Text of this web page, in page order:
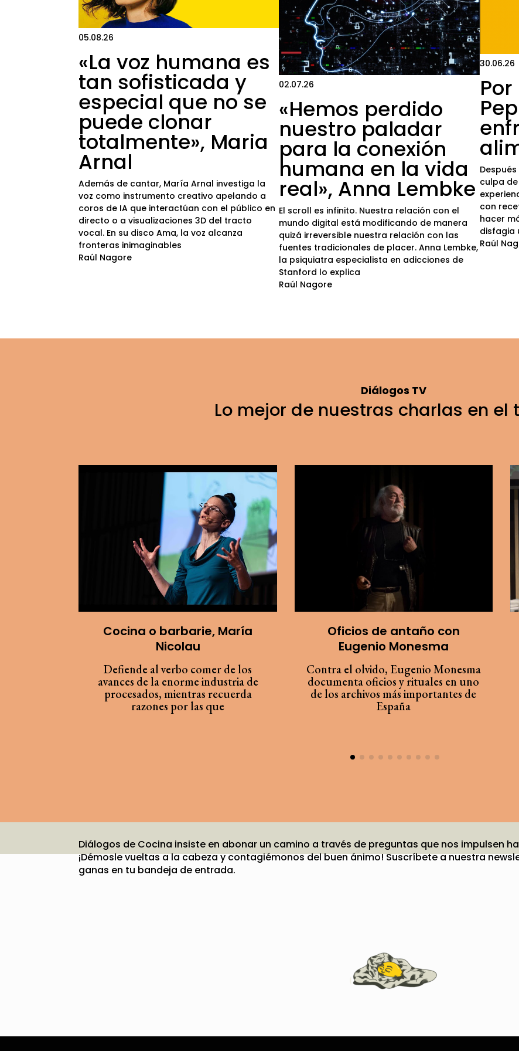
05.08.26
«La voz humana es
tan sofisticada y
especial que no se
puede clonar
totalmente», Maria
Arnal
Además de cantar, María Arnal investiga la
voz como instrumento creativo apelando a
coros de IA que interactúan con el público en
directo o a visualizaciones 3D del tracto
vocal. En su disco Ama, la voz alcanza
fronteras inimaginables
Raúl Nagore
02.07.26
«Hemos perdido
nuestro paladar
para la conexión
humana en la vida
real», Anna Lembke
El scroll es infinito. Nuestra relación con el
mundo digital está modificando de manera
quizá irreversible nuestra relación con las
fuentes tradicionales de placer. Anna Lembke,
la psiquiatra especialista en adicciones de
Stanford lo explica
Raúl Nagore
30.06.26
culpa
con
hacer
disfagia
Raúl
Diálogos TV
Lo mejor de nuestras charlas en el
Cocina o barbarie, María
Nicolau
Defiende al verbo comer de los
avances de la enorme industria de
procesados, mientras recuerda
razones por las que
Oficios de antaño con
Eugenio Monesma
Contra el olvido, Eugenio Monesma
documenta oficios y rituales en uno
de los archivos más importantes de
España
Diálogos de Cocina insiste en abonar un camino a través de preguntas que nos impulsen
¡Démosle vueltas a la cabeza y contagiémonos del buen ánimo! Suscríbete a nuestra
ganas en tu bandeja de entrada.